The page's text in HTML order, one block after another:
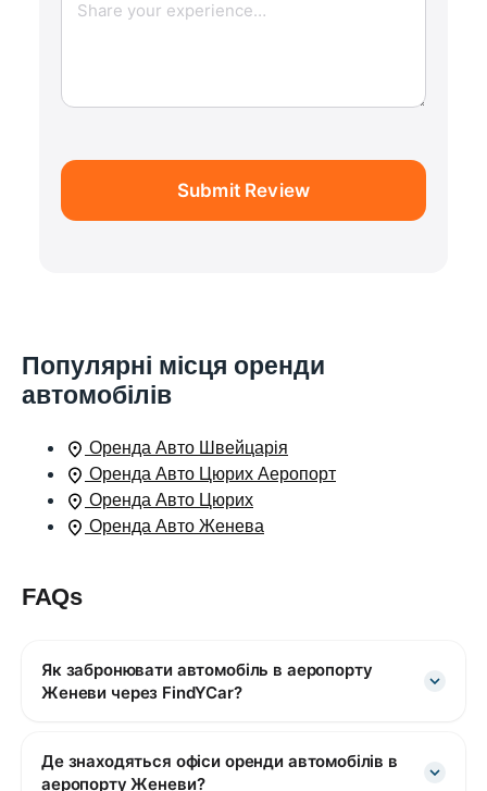
Submit Review
Популярні місця оренди
автомобілів
Оренда Авто Швейцарія
Оренда Авто Цюрих Аеропорт
Оренда Авто Цюрих
Оренда Авто Женева
FAQs
Як забронювати автомобіль в аеропорту
Женеви через FindYCar?
Де знаходяться офіси оренди автомобілів в
аеропорту Женеви?